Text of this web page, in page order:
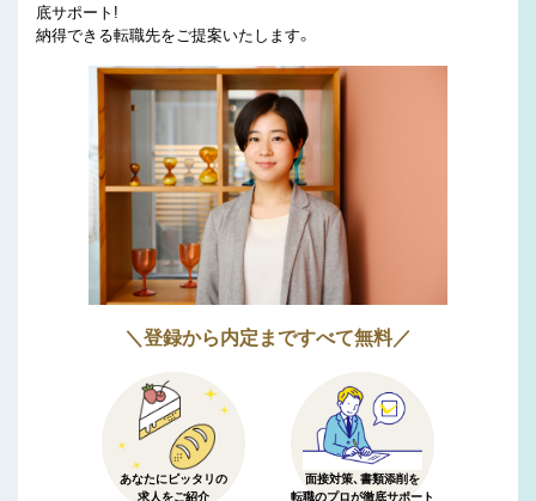
底サポート!
納得できる転職先をご提案いたします。
＼登録から内定まですべて無料／
あなたにピッタリの
求人をご紹介
面接対策、書類添削を
転職のプロが徹底サポート